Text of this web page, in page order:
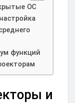
ОС
функций
и